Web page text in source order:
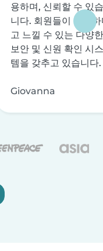
용하며, 신뢰할 수 있습
니다. 회원들이 안전
고 느낄 수 있는 다양한
보안 및 신원 확인 시스
템을 갖추고 있습니다.
Giovanna